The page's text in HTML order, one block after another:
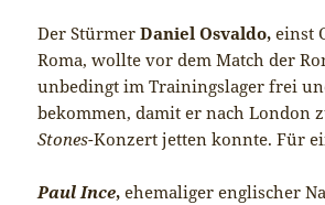
Der Stürmer Daniel Osvaldo, einst
Roma, wollte vor dem Match der
unbedingt im Trainingslager frei
bekommen, damit er nach London
Stones-Konzert jetten konnte. Für
Paul Ince,ehemaliger englischer